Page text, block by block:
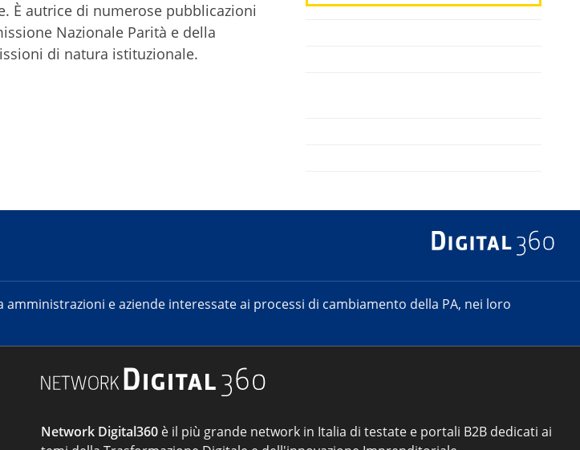
È autrice di numerose pubblicazioni
Nazionale Parità e della
di natura istituzionale.
amministrazioni e aziende interessate ai processi di cambiamento della PA, nei loro
Network Digital360 è il più grande network in Italia di testate e portali B2B dedicati ai